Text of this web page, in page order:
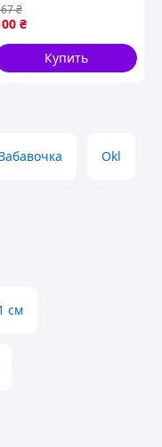
2 металлический
- Высшее
₴
₴
Купить
Okl
см